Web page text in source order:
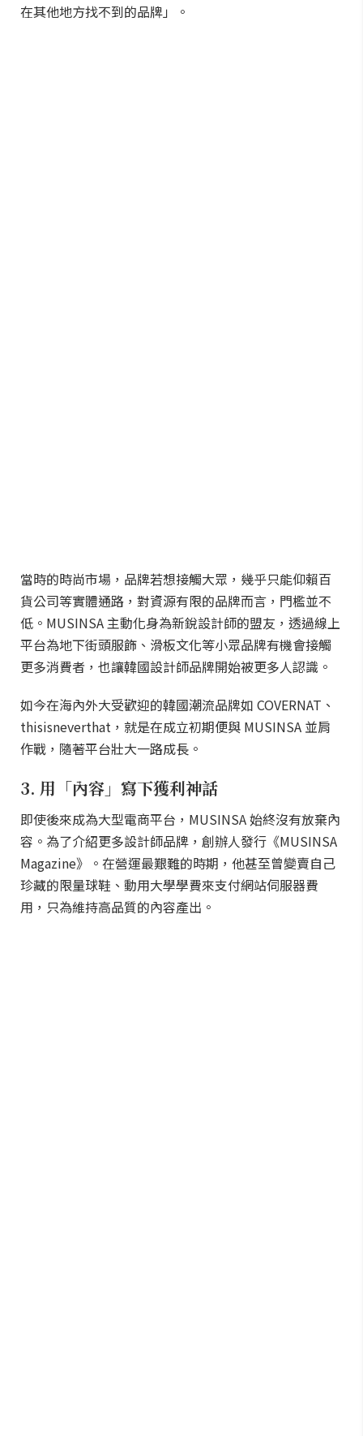
在其他地方找不到的品牌」。
當時的時尚市場，品牌若想接觸大眾，幾乎只能仰賴百
貨公司等實體通路，對資源有限的品牌而言，門檻並不
低。MUSINSA 主動化身為新銳設計師的盟友，透過線上
平台為地下街頭服飾、滑板文化等小眾品牌有機會接觸
更多消費者，也讓韓國設計師品牌開始被更多人認識。
如今在海內外大受歡迎的韓國潮流品牌如 COVERNAT、
thisisneverthat，就是在成立初期便與 MUSINSA 並肩
作戰，隨著平台壯大一路成長。
3. 用「內容」寫下獲利神話
即使後來成為大型電商平台，MUSINSA 始終沒有放棄內
容。為了介紹更多設計師品牌，創辦人發行《MUSINSA
Magazine》。在營運最艱難的時期，他甚至曾變賣自己
珍藏的限量球鞋、動用大學學費來支付網站伺服器費
用，只為維持高品質的內容產出。